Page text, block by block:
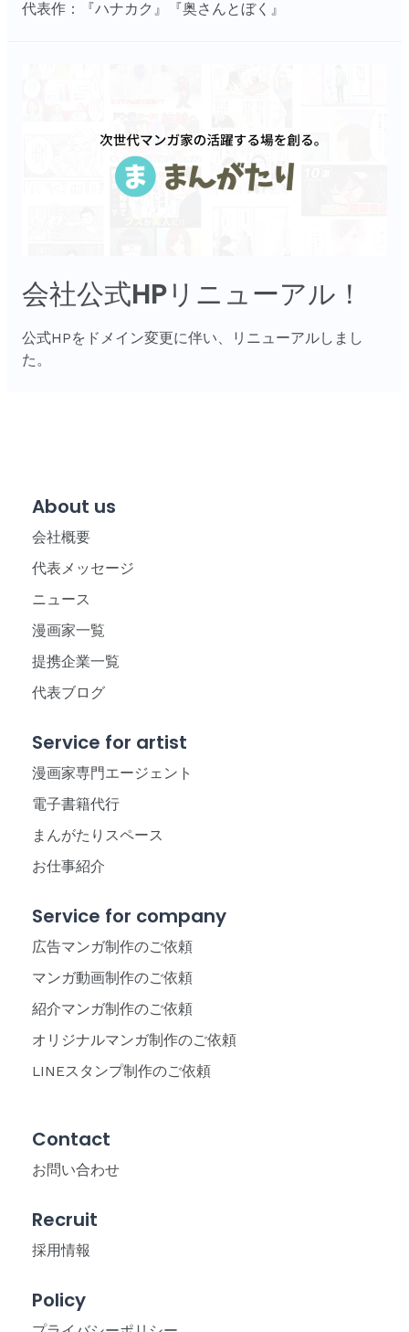
代表作：『ハナカク』『奥さんとぼく』
会社公式HPリニューアル！
公式HPをドメイン変更に伴い、リニューアルしまし
た。
About us
会社概要
代表メッセージ
ニュース
漫画家一覧
提携企業一覧
代表ブログ
Service for artist
漫画家専門エージェント
電子書籍代行
まんがたりスペース
お仕事紹介
Service for company
広告マンガ制作のご依頼
マンガ動画制作のご依頼
紹介マンガ制作のご依頼
オリジナルマンガ制作のご依頼
LINEスタンプ制作のご依頼
Contact
お問い合わせ
Recruit
採用情報
Policy